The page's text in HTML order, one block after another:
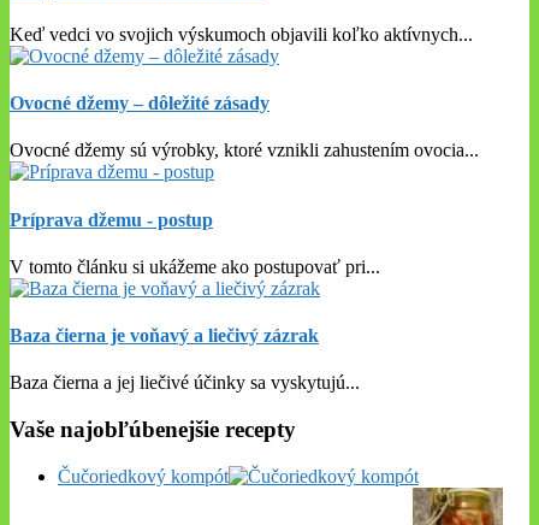
Keď vedci vo svojich výskumoch objavili koľko aktívnych...
Ovocné džemy – dôležité zásady
Ovocné džemy sú výrobky, ktoré vznikli zahustením ovocia...
Príprava džemu - postup
V tomto článku si ukážeme ako postupovať pri...
Baza čierna je voňavý a liečivý zázrak
Baza čierna a jej liečivé účinky sa vyskytujú...
Vaše najobľúbenejšie recepty
Čučoriedkový kompót